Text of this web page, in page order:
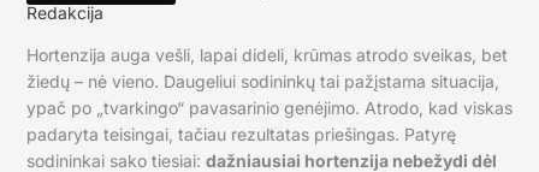
Redakcija
Hortenzija auga vešli, lapai dideli, krūmas atrodo sveikas, bet
žiedų – nė vieno. Daugeliui sodininkų tai pažįstama situacija,
ypač po „tvarkingo“ pavasarinio genėjimo. Atrodo, kad viskas
padaryta teisingai, tačiau rezultatas priešingas. Patyrę
sodininkai sako tiesiai: dažniausiai hortenzija nebežydi dėl